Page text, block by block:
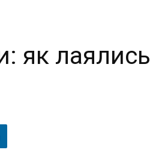
як лаялись